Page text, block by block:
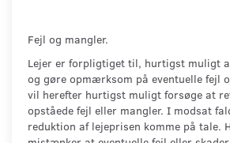
Fejl og mangler.
Lejer er forpligtiget til, hurtigst muligt
og gøre opmærksom på eventuelle fejl
vil herefter hurtigst muligt forsøge at
opståede fejl eller mangler. I modsat
reduktion af lejeprisen komme på tale.